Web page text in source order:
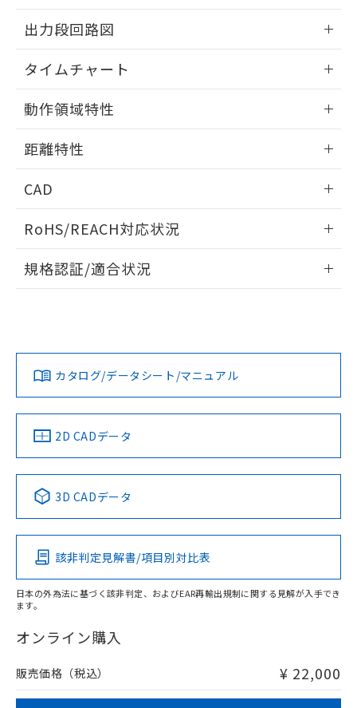
出力段回路図
タイムチャート
動作領域特性
距離特性
ビーム径-距離特性
CAD
ドすることができます。
ログイン/会員登録
ダウンロードデータをご利用いただく前に、以下を必ずお読
みください。
ソフトウェアの使用条件
RoHS/REACH対応状況
EU RoHS 注意事項・凡例
対応済み
中国 RoHS 注意事項・凡例
Pb Hg Cd Cr(VI)
O
在庫等で未対応品が混在する可能性があります。
問い合わせください。
規格認証/適合状況
LR型式承認
（イギリス
船舶規格）
DNV型式承認
（ノルウェー
BV型式承認
（フランス
KR型式
（韓国
No No No No
この製品の規格認証/適合状況ページへ
その他の認証はこちらのページからご検索ください
カタログ/データシート/マニュアル
2D CADデータ
3D CADデータ
該非判定見解書/項目別対比表
日本の外為法に基づく該非判定、およびEAR再輸出規制に関する見解が入手でき
ます。
オンライン購入
販売価格（税込） ¥ 22,000
用者の範囲」に記載されている法人を
指します。
るもので、過去に遡って非含有を証明する
ものではありません。
また、RoHS指令のフタル酸エステル類４
物質の対応では、対応完了までの期間は出
荷製品に未対応品が混在することから備考
欄に対応日を記載しておりました。
既に当社にて対応品への在庫切替を完了
り、2022年1月12日より割愛しておりま
す。